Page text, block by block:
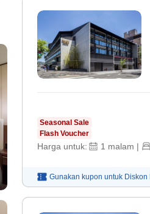
Seasonal Sale
Flash Voucher
Harga untuk: 1 malam |
Gunakan kupon untuk Diskon